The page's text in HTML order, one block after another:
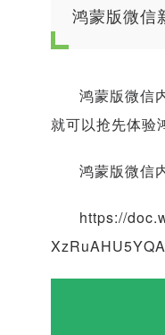
鸿蒙版微信
鸿蒙版微信
就可以抢先体验
鸿蒙版微信
https://